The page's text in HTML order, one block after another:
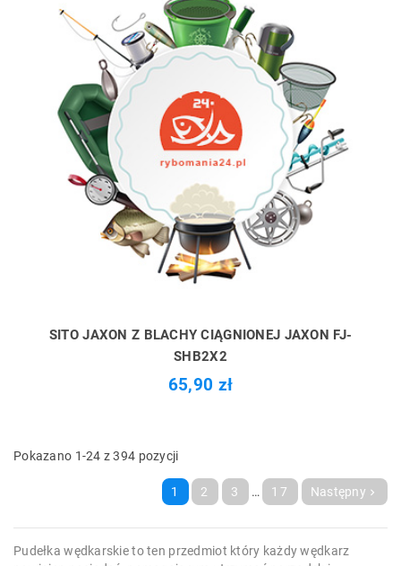
SITO JAXON Z BLACHY CIĄGNIONEJ JAXON FJ-
SHB2X2
65,90 zł
Pokazano 1-24 z 394 pozycji
1 2 3 … 17 Następny 
Pudełka wędkarskie to ten przedmiot który każdy wędkarz